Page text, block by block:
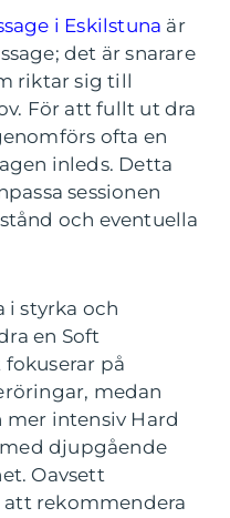
i Eskilstuna är
det är snarare
riktar sig till
För att fullt ut dra
ofta en
inleds. Detta
sessionen
och eventuella
i styrka och
en Soft
på
medan
mer intensiv Hard
djupgående
Oavsett
att rekommendera